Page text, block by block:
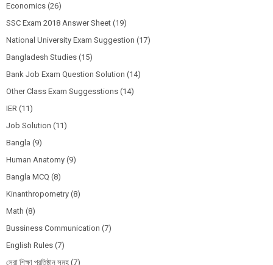
Economics (26)
SSC Exam 2018 Answer Sheet (19)
National University Exam Suggestion (17)
Bangladesh Studies (15)
Bank Job Exam Question Solution (14)
Other Class Exam Suggesstions (14)
IER (11)
Job Solution (11)
Bangla (9)
Human Anatomy (9)
Bangla MCQ (8)
Kinanthropometry (8)
Math (8)
Bussiness Communication (7)
English Rules (7)
সেরা শিক্ষা প্রতিষ্ঠান সমূহ (7)